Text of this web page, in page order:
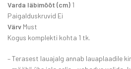
Varda läbimõõt (cm) 1
Paigalduskruvid Ei
Värv Must
Kogus komplekti kohta 1 tk.
– Terasest lauajalg annab lauaplaadile